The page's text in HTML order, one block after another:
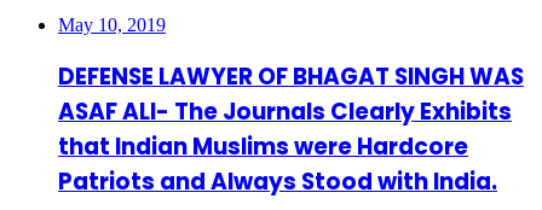
May 10, 2019
DEFENSE LAWYER OF BHAGAT SINGH WAS
ASAF ALI- The Journals Clearly Exhibits
that Indian Muslims were Hardcore
Patriots and Always Stood with India.